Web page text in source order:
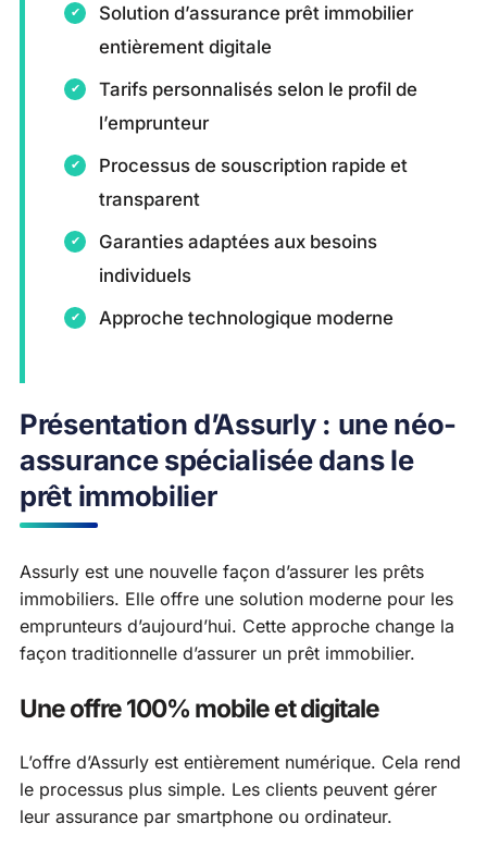
Solution d’assurance prêt immobilier
entièrement digitale
Tarifs personnalisés selon le profil de
l’emprunteur
Processus de souscription rapide et
transparent
Garanties adaptées aux besoins
individuels
Approche technologique moderne
Présentation d’Assurly : une néo-
assurance spécialisée dans le
prêt immobilier
Assurly est une nouvelle façon d’assurer les prêts
immobiliers. Elle offre une solution moderne pour les
emprunteurs d’aujourd’hui. Cette approche change la
façon traditionnelle d’assurer un prêt immobilier.
Une offre 100% mobile et digitale
L’offre d’Assurly est entièrement numérique. Cela rend
le processus plus simple. Les clients peuvent gérer
leur assurance par smartphone ou ordinateur.